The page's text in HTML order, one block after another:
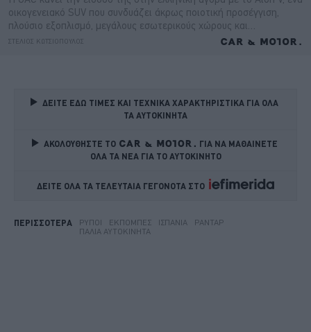
ΔΕΙΤΕ ΕΔΩ ΤΙΜΕΣ ΚΑΙ ΤΕΧΝΙΚΑ ΧΑΡΑΚΤΗΡΙΣΤΙΚΑ ΓΙΑ ΟΛΑ
ΤΑ ΑΥΤΟΚΙΝΗΤΑ
ΑΚΟΛΟΥΘΗΣΤΕ ΤΟ
ΓΙΑ ΝΑ ΜΑΘΑΙΝΕΤΕ
ΟΛΑ ΤΑ ΝΕΑ ΓΙΑ ΤΟ ΑΥΤΟΚΙΝΗΤΟ
ΔΕΙΤΕ ΟΛΑ ΤΑ ΤΕΛΕΥΤΑΙΑ ΓΕΓΟΝΟΤΑ ΣΤΟ
ΠΕΡΙΣΣΟΤΕΡΑ ΡΎΠΟΙ ΕΚΠΟΜΠΈΣ ΙΣΠΑΝΊΑ
ΡΑΝΤΆΡ
ΠΑΛΙΆ ΑΥΤΟΚΊΝΗΤΑ